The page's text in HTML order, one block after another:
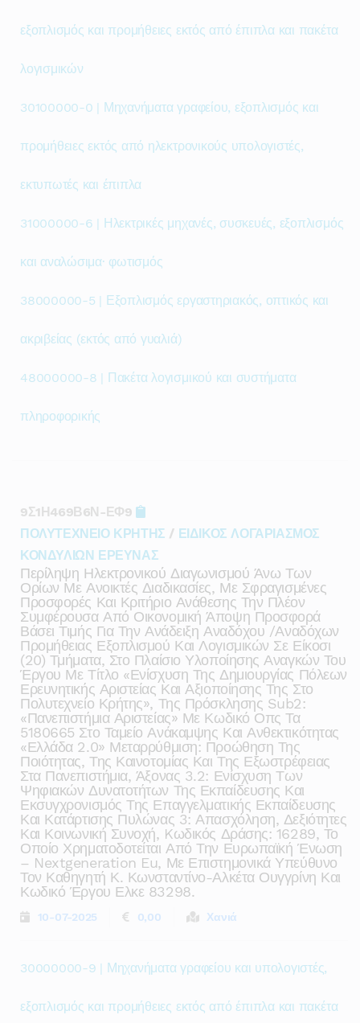
εξοπλισμός και προμήθειες εκτός από έπιπλα και πακέτα
λογισμικών
30100000-0 | Μηχανήματα γραφείου, εξοπλισμός και
προμήθειες εκτός από ηλεκτρονικούς υπολογιστές,
εκτυπωτές και έπιπλα
31000000-6 | Ηλεκτρικές μηχανές, συσκευές, εξοπλισμός
και αναλώσιμα· φωτισμός
38000000-5 | Εξοπλισμός εργαστηριακός, οπτικός και
ακριβείας (εκτός από γυαλιά)
48000000-8 | Πακέτα λογισμικού και συστήματα
πληροφορικής
9Σ1Η469Β6Ν-ΕΦ9
ΠΟΛΥΤΕΧΝΕΙΟ ΚΡΗΤΗΣ / ΕΙΔΙΚΟΣ ΛΟΓΑΡΙΑΣΜΟΣ
ΚΟΝΔΥΛΙΩΝ ΕΡΕΥΝΑΣ
Περίληψη Ηλεκτρονικού Διαγωνισμού Άνω Των
Ορίων Με Ανοικτές Διαδικασίες, Με Σφραγισμένες
Προσφορές Και Κριτήριο Ανάθεσης Την Πλέον
Συμφέρουσα Από Οικονομική Άποψη Προσφορά
Βάσει Τιμής Για Την Ανάδειξη Αναδόχου /αναδόχων
Προμήθειας Εξοπλισμού Και Λογισμικών Σε Είκοσι
(20) Τμήματα, Στο Πλαίσιο Υλοποίησης Αναγκών Του
Έργου Με Τίτλο «ενίσχυση Της Δημιουργίας Πόλεων
Ερευνητικής Αριστείας Και Αξιοποίησης Της Στο
Πολυτεχνείο Κρήτης», Της Πρόσκλησης Sub2:
«πανεπιστήμια Αριστείας» Με Κωδικό Οπς Τα
5180665 Στο Ταμείο Ανάκαμψης Και Ανθεκτικότητας
«ελλάδα 2.0» Μεταρρύθμιση: Προώθηση Της
Ποιότητας, Της Καινοτομίας Και Της Εξωστρέφειας
Στα Πανεπιστήμια, Άξονας 3.2: Ενίσχυση Των
Ψηφιακών Δυνατοτήτων Της Εκπαίδευσης Και
Εκσυγχρονισμός Της Επαγγελματικής Εκπαίδευσης
Και Κατάρτισης Πυλώνας 3: Απασχόληση, Δεξιότητες
Και Κοινωνική Συνοχή, Kωδικός Δράσης: 16289, Το
Οποίο Χρηματοδοτείται Από Την Ευρωπαϊκή Ένωση
– Nextgeneration Eu, Με Επιστημονικά Υπεύθυνο
Τον Καθηγητή Κ. Κωνσταντίνο-Αλκέτα Ουγγρίνη Και
Κωδικό Έργου Ελκε 83298.
10-07-2025 0,00 Χανιά
30000000-9 | Μηχανήματα γραφείου και υπολογιστές,
εξοπλισμός και προμήθειες εκτός από έπιπλα και πακέτα